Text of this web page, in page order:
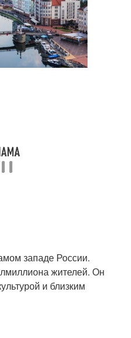
западе России.
жителей. Он
и близким